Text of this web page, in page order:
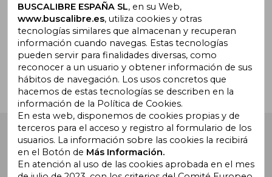
¿Necesitas ayuda?
Ir a Centro de Soporte
Buscalibre España . Calle Energía, 65, Nave 3 (08940),
Cornellà de Llobregat, Barcelona. Derechos Reservados.
BUSCALIBRE ESPAÑA SL, en su Web,
www.buscalibre.es, utiliza cookies y otras
tecnologías similares que almacenan y recuperan
información cuando navegas. Estas tecnologías
pueden servir para finalidades diversas, como
reconocer a un usuario y obtener información de sus
hábitos de navegación. Los usos concretos que
hacemos de estas tecnologías se describen en la
información de la Política de Cookies.
En esta web, disponemos de cookies propias y de
terceros para el acceso y registro al formulario de los
usuarios. La información sobre las cookies la recibirá
en el Botón de Más Información.
En atención al uso de las cookies aprobada en el mes